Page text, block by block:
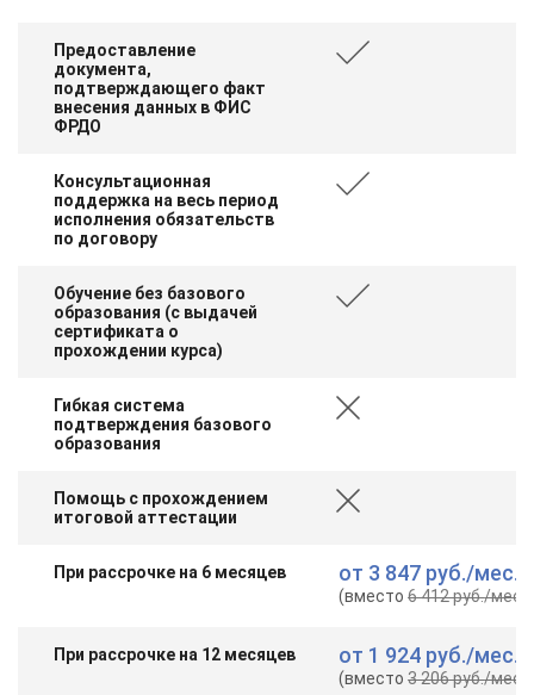
Предоставление
документа,
подтверждающего факт
внесения данных в ФИС
ФРДО
Консультационная
поддержка на весь период
исполнения обязательств
по договору
Обучение без базового
образования (с выдачей
сертификата о
прохождении курса)
Гибкая система
подтверждения базового
образования
Помощь с прохождением
итоговой аттестации
При рассрочке на 6 месяцев от 3 847 руб./мес.
(вместо6 412 руб./мес.
При рассрочке на 12 месяцев от 1 924 руб./мес.
(вместо3 206 руб./мес.